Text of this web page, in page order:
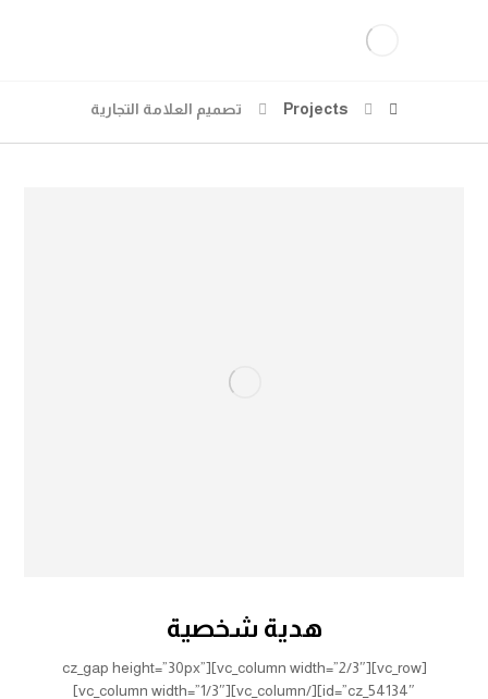
Projects تصميم العلامة التجارية
هدية شخصية
[vc_row][vc_column width=”2/3″][cz_gap height=”30px”
id=”cz_54134″][/vc_column][vc_column width=”1/3″]